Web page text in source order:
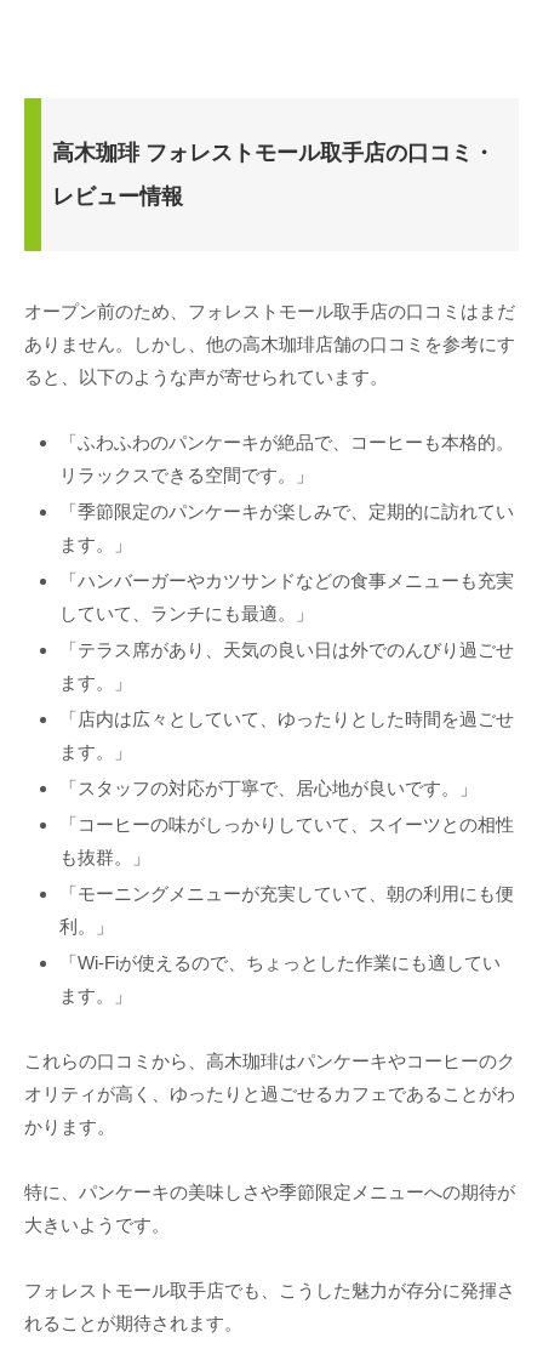
高木珈琲 フォレストモール取手店の口コミ・
レビュー情報
オープン前のため、フォレストモール取手店の口コミはまだ
ありません。しかし、他の高木珈琲店舗の口コミを参考にす
ると、以下のような声が寄せられています。
「ふわふわのパンケーキが絶品で、コーヒーも本格的。
リラックスできる空間です。」
「季節限定のパンケーキが楽しみで、定期的に訪れてい
ます。」
「ハンバーガーやカツサンドなどの食事メニューも充実
していて、ランチにも最適。」
「テラス席があり、天気の良い日は外でのんびり過ごせ
ます。」
「店内は広々としていて、ゆったりとした時間を過ごせ
ます。」
「スタッフの対応が丁寧で、居心地が良いです。」
「コーヒーの味がしっかりしていて、スイーツとの相性
も抜群。」
「モーニングメニューが充実していて、朝の利用にも便
利。」
「Wi-Fiが使えるので、ちょっとした作業にも適してい
ます。」
これらの口コミから、高木珈琲はパンケーキやコーヒーのク
オリティが高く、ゆったりと過ごせるカフェであることがわ
かります。
特に、パンケーキの美味しさや季節限定メニューへの期待が
大きいようです。
フォレストモール取手店でも、こうした魅力が存分に発揮さ
れることが期待されます。